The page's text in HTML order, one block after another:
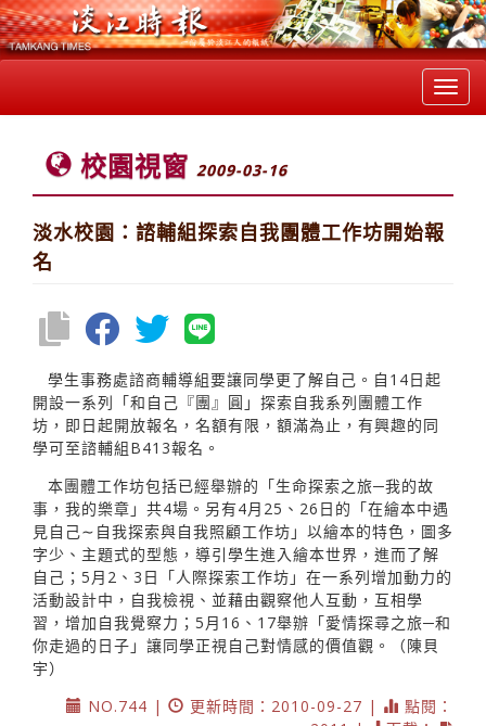
校園視窗 2009-03-16
淡水校園：諮輔組探索自我團體工作坊開始報
名
學生事務處諮商輔導組要讓同學更了解自己。自14日起
開設一系列「和自己『團』圓」探索自我系列團體工作
坊，即日起開放報名，名額有限，額滿為止，有興趣的同
學可至諮輔組B413報名。
本團體工作坊包括已經舉辦的「生命探索之旅─我的故
事，我的樂章」共4場。另有4月25、26日的「在繪本中遇
見自己∼自我探索與自我照顧工作坊」以繪本的特色，圖多
字少、主題式的型態，導引學生進入繪本世界，進而了解
自己；5月2、3日「人際探索工作坊」在一系列增加動力的
活動設計中，自我檢視、並藉由觀察他人互動，互相學
習，增加自我覺察力；5月16、17舉辦「愛情探尋之旅─和
你走過的日子」讓同學正視自己對情感的價值觀。（陳貝
宇）
NO.744 |
更新時間：2010-09-27 |
點閱：